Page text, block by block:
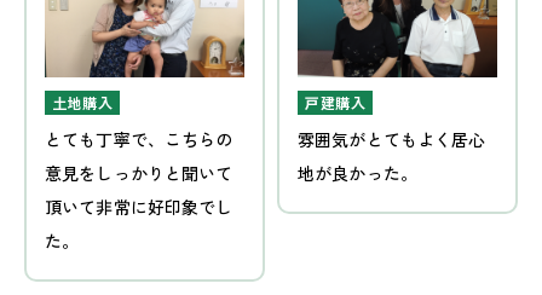
土地購入
とても丁寧で、こちらの
意見をしっかりと聞いて
頂いて非常に好印象でし
た。
戸建購入
雰囲気がとてもよく居心
地が良かった。